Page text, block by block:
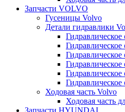
Запчасти VOLVO
Гусеницы Volvo
Детали гидравлики
Ходовая часть Volvo
Ходовая часть
Запчасти HYUNDAI